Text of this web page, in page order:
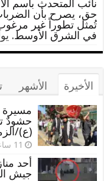
نائب المتحدث باسم
حق، يصرح بأن
تُمثل تطوراً غير
في الشرق الأوسط.
الأخيرة الأشهر
مسيرة
حشودٌ
(ع)/
أحد
جيش